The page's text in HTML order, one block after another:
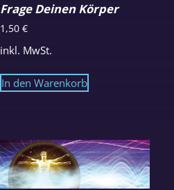
Frage Deinen Körper
1,50 €
inkl. MwSt.
In den Warenkorb